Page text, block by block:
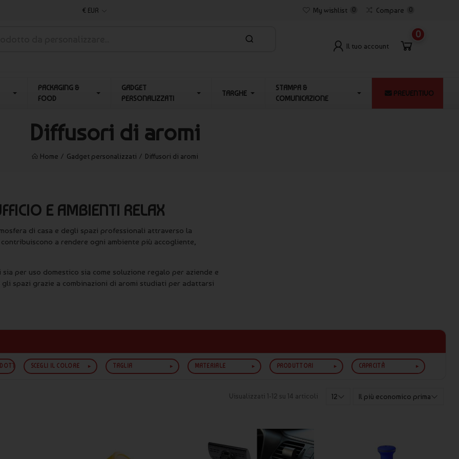
€ EUR My wishlist 0 Compare 0
Il tuo account
0
PACKAGING &
FOOD
GADGET
PERSONALIZZATI
TARGHE
STAMPA &
COMUNICAZIONE
PREVENTIVO
Diffusori di aromi
Home Gadget personalizzati Diffusori di aromi
E AMBIENTI RELAX
di casa e degli spazi professionali attraverso la
a rendere ogni ambiente più accogliente,
sia per uso domestico sia come soluzione regalo per aziende e
spazi grazie a combinazioni di aromi studiati per adattarsi
letto, reception, spa e studi professionali che desiderano
giusti può influenzare positivamente la percezione
SCEGLI IL COLORE TAGLIA MATERIALE PRODUTTORI CAPACITÀ
Visualizzati 1-12 su 14 articoli 12 Il più economico prima